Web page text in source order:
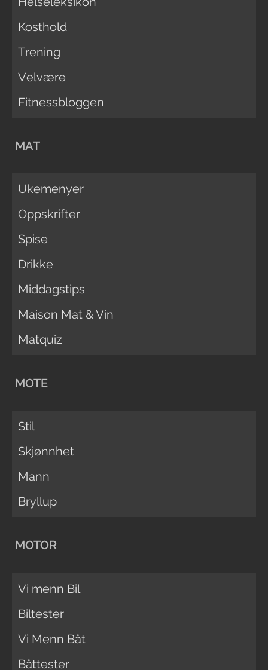
Kosthold
Trening
Velvære
Fitnessbloggen
MAT
Ukemenyer
Oppskrifter
Spise
Drikke
Middagstips
Maison Mat & Vin
Matquiz
MOTE
Stil
Skjønnhet
Mann
Bryllup
MOTOR
Vi menn Bil
Biltester
Vi Menn Båt
Båttester